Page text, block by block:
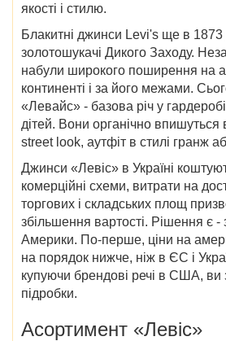
якості і стилю.
Блакитні джинси Levi's ще в 1873
золотошукачі Дикого Заходу.
набули широкого поширення на
континенті і за його межами.
«Левайс» - базова річ у гардеробі
дітей. Вони органічно впишуться
street look, аутфіт в стилі гранж
Джинси «Левіс» в Україні
комерційні схеми, витрати на
торгових і складських площ
збільшення вартості. Рішення є
Америки. По-перше, ціни на
на порядок нижче, ніж в ЄС і
купуючи брендові речі в США, ви
підробки.
Асортимент «Левіс»